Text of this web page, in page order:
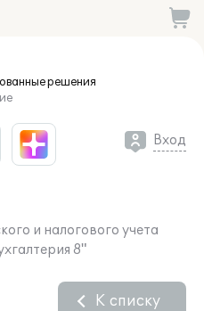
решения
Вход
и налогового учета
8"
К списку